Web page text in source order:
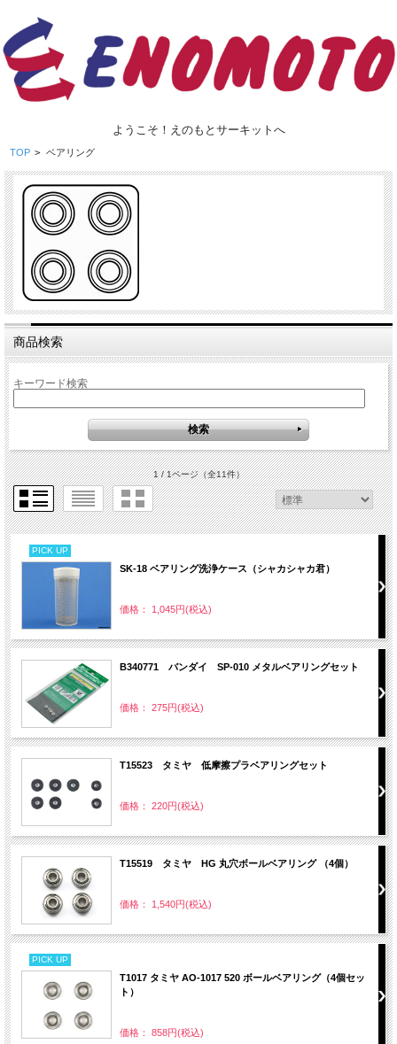
ようこそ！えのもとサーキットへ
TOP > ベアリング
商品検索
キーワード検索
1 / 1ページ（全11件）
PICK UP
SK-18 ベアリング洗浄ケース（シャカシャカ君）
価格： 1,045円(税込)
B340771 バンダイ SP-010 メタルベアリングセット
価格： 275円(税込)
T15523 タミヤ 低摩擦プラベアリングセット
価格： 220円(税込)
T15519 タミヤ HG 丸穴ボールベアリング （4個）
価格： 1,540円(税込)
PICK UP
T1017 タミヤ AO-1017 520 ボールベアリング（4個セッ
ト）
価格： 858円(税込)